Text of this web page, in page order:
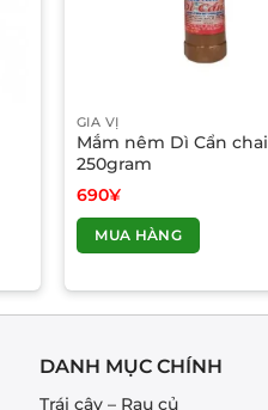
GIA VỊ
Mắm nêm Dì Cẩn chai
250gram
690¥
MUA HÀNG
DANH MỤC CHÍNH
Trái cây – Rau củ